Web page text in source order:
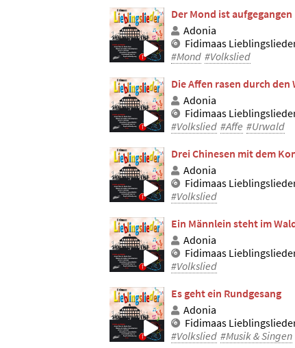
Der Mond ist aufgegangen
Adonia
Fidimaas
#Mond #Volkslied
Die Affen rasen durch den
Adonia
Fidimaas
#Volkslied #Affe #Urwald
Drei Chinesen mit dem
Adonia
Fidimaas
#Volkslied
Ein Männlein steht im
Adonia
Fidimaas
#Volkslied
Es geht ein Rundgesang
Adonia
Fidimaas
#Volkslied #Musik & Singen